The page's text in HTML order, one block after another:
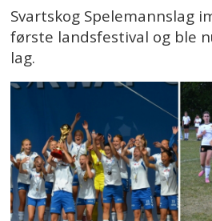
Svartskog Spelemannslag
første landsfestival og ble
lag.